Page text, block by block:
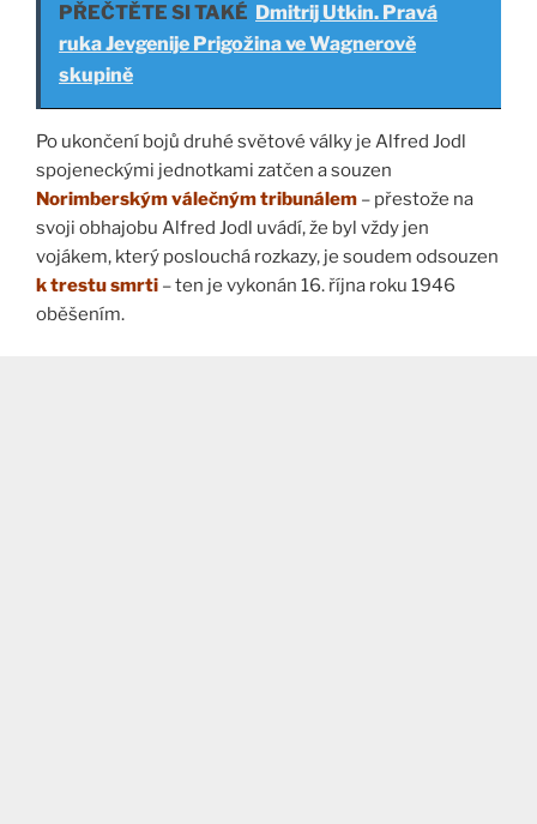
PŘEČTĚTE SI TAKÉ Dmitrij Utkin. Pravá
ruka Jevgenije Prigožina ve Wagnerově
skupině
Po ukončení bojů druhé světové války je Alfred Jodl
spojeneckými jednotkami zatčen a souzen
Norimberským válečným tribunálem – přestože na
svoji obhajobu Alfred Jodl uvádí, že byl vždy jen
vojákem, který poslouchá rozkazy, je soudem odsouzen
k trestu smrti – ten je vykonán 16. října roku 1946
oběšením.